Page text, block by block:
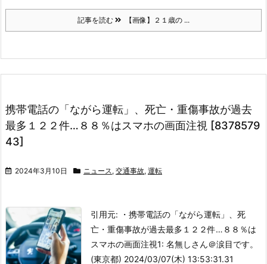
記事を読む 【画像】２１歳の ...
携帯電話の「ながら運転」、死亡・重傷事故が過去
最多１２２件…８８％はスマホの画面注視 [8378579
43]
2024年3月10日 ニュース, 交通事故, 運転
引用元: ・携帯電話の「ながら運転」、死
亡・重傷事故が過去最多１２２件…８８％は
スマホの画面注視1: 名無しさん＠涙目です。
(東京都) 2024/03/07(木) 13:53:31.31